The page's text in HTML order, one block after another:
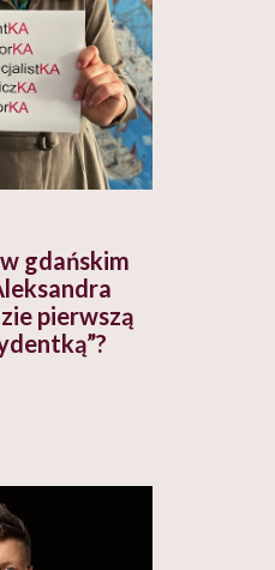
gdańskim
pierwszą